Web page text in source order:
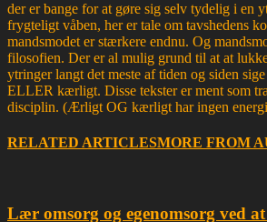
der er bange for at gøre sig selv tydelig i en
frygteligt våben, her er tale om tavshedens
mandsmodet er stærkere endnu. Og
filosofien. Der er al mulig grund til at at
ytringer langt det meste af tiden og siden
ELLER kærligt. Disse tekster er ment som
disciplin. (Ærligt OG kærligt har ingen
RELATED ARTICLESMORE FROM
Lær omsorg og egenomsorg ved